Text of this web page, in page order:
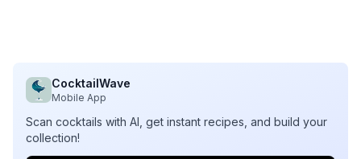
CocktailWave
Mobile App
Scan cocktails with AI, get instant recipes, and build your
collection!